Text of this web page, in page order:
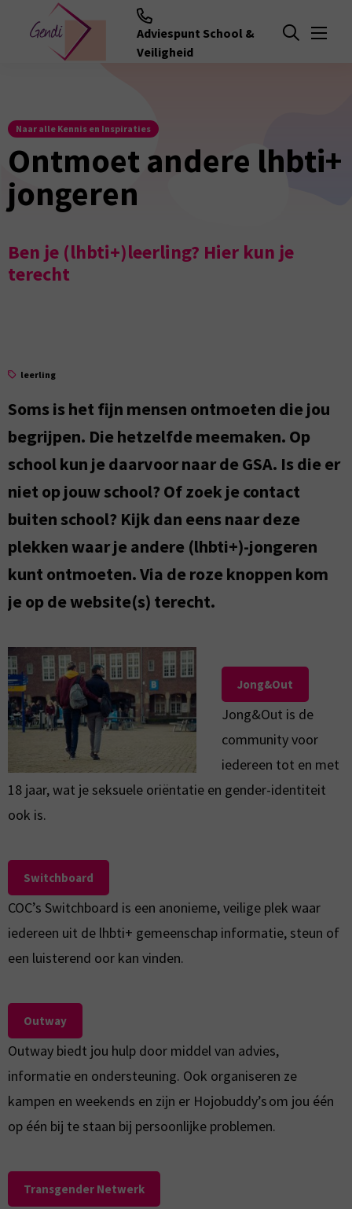
Adviespunt School &
Veiligheid
Open zoeken
Menu
Naar alle Kennis en Inspiraties
Ontmoet andere lhbti+
jongeren
Ben je (lhbti+)leerling? Hier kun je
terecht
leerling
Soms is het fijn mensen ontmoeten die jou
begrijpen. Die hetzelfde meemaken. Op
school kun je daarvoor naar de GSA. Is die er
niet op jouw school? Of zoek je contact
buiten school? Kijk dan eens naar deze
plekken waar je andere (lhbti+)-jongeren
kunt ontmoeten. Via de roze knoppen kom
je op de website(s) terecht.
Jong&Out
Jong&Out is de
community voor
iedereen tot en met
18 jaar, wat je seksuele oriëntatie en gender-identiteit
ook is.
Switchboard
COC’s Switchboard is een anonieme, veilige plek waar
iedereen uit de lhbti+ gemeenschap informatie, steun of
een luisterend oor kan vinden.
Outway
Outway biedt jou hulp door middel van advies,
informatie en ondersteuning. Ook organiseren ze
kampen en weekends en zijn er Hojobuddy’s om jou één
op één bij te staan bij persoonlijke problemen.
Transgender Netwerk